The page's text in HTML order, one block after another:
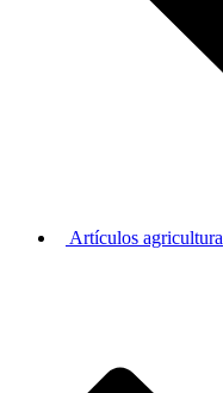
Artículos agricultura